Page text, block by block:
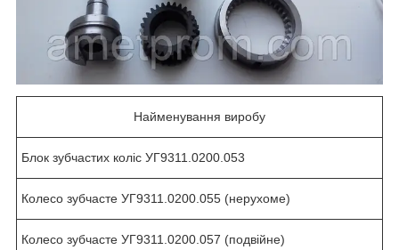
Найменування виробу
Блок зубчастих коліс УГ9311.0200.053
Колесо зубчасте УГ9311.0200.055 (нерухоме)
Колесо зубчасте УГ9311.0200.057 (подвійне)